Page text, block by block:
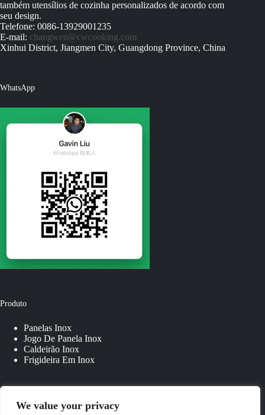
We value your privacy
também utensílios de cozinha personalizados de acordo com
seu design.
Telefone: 0086-13929001235
E-mail: changwen@cwcooking.com
Xinhui District, Jiangmen City, Guangdong Province, China
WhatsApp
Produto
Panelas Inox
Jogo De Panela Inox
Caldeirão Inox
Frigideira Em Inox